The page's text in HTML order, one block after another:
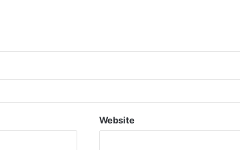
Website